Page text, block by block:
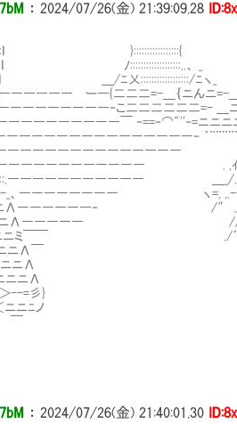
： 2024/07/26(金) 21:39:09.28
ｌ }:::::::::::::::::{
ﾉ:::::::::::::::::::..、 _
/ﾆ乂::::::::::::::::::/ﾆヽ_
ー―{二二二=-＿｛ニんニ=-
こ二二二二二二=- ＿ニ
￣ ‐==‐⌒"''‐=ニニニ
｀
. ,ｲ
＿_/.
_、―――――――― ヽ=, ,.--.,
ニニΛ――――――‐ /″
ニニニΛ―――――
ィﾆニニミ￣￣ ./´ ,
ニニニニΛ￣
ニニニニ
Λ
彡}
ノ
： 2024/07/26(金) 21:40:01.30